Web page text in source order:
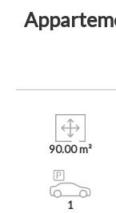
90.00 m²
1